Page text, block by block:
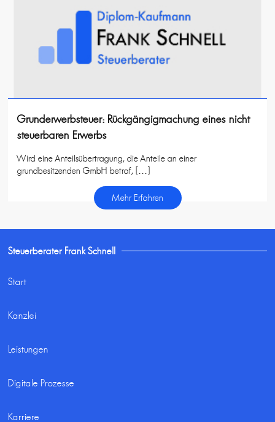
Grunderwerbsteuer: Rückgängigmachung eines nicht
steuerbaren Erwerbs
Wird eine Anteilsübertragung, die Anteile an einer
grundbesitzenden GmbH betraf, […]
Mehr Erfahren
Steuerberater Frank Schnell
Start
Kanzlei
Leistungen
Digitale Prozesse
Karriere